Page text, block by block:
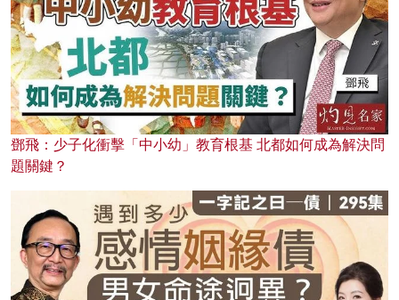
鄧飛：少子化衝擊「中小幼」教育根基 北都如何成為解決問
題關鍵？